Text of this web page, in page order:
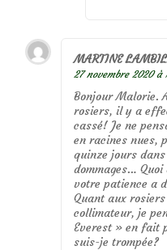
MARTINE
27 novembre 2020 à
Bonjour Malorie.
rosiers, il y a
cassé! Je ne
en racines nues,
quinze jours
dommages… Quoi
votre patience a
Quant aux
collimateur, je
Everest » en fait
suis-je trompée?